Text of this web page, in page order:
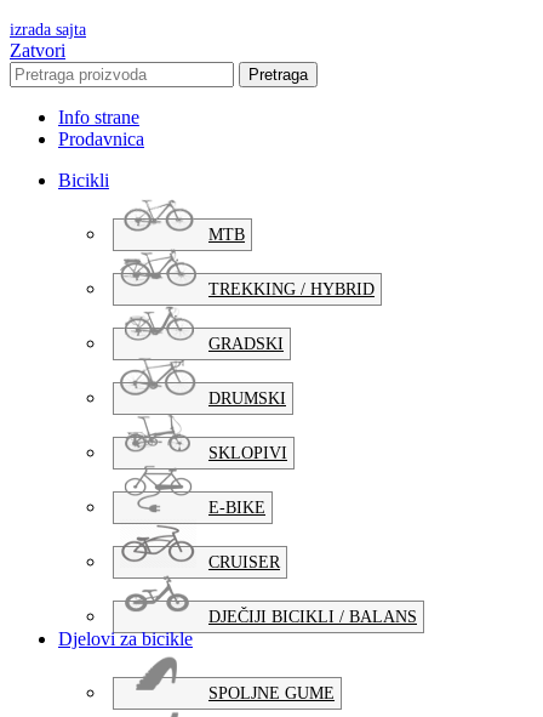
izrada sajta
Zatvori
Pretraga
Info strane
Prodavnica
Bicikli
MTB
TREKKING / HYBRID
GRADSKI
DRUMSKI
SKLOPIVI
E-BIKE
CRUISER
DJEČIJI BICIKLI / BALANS
Djelovi za bicikle
SPOLJNE GUME